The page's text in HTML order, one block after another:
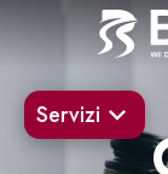
Servizi